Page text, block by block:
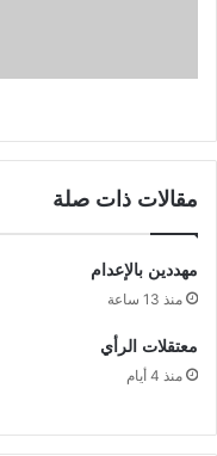
مقالات ذات صلة
مهددين بالإعدام
منذ 13 ساعة
معتقلات الرأي
منذ 4 أيام